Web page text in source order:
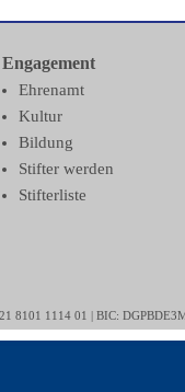
Engagement
Ehrenamt
Kultur
Bildung
Stifter werden
Stifterliste
8101 1114 01 | BIC: